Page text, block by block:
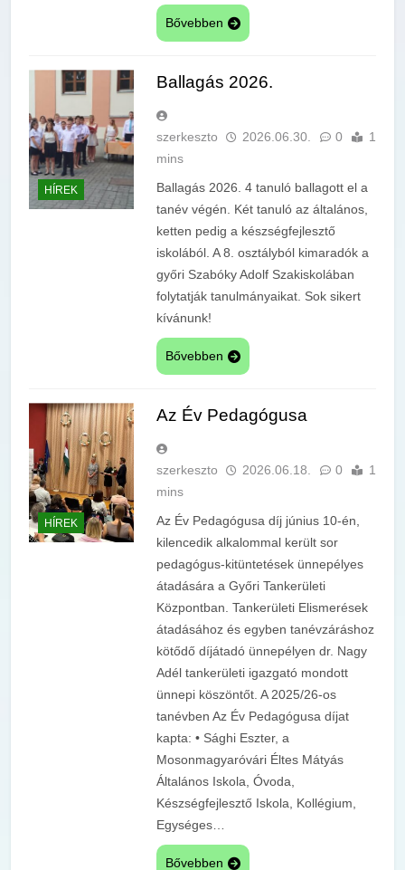
Bővebben
HÍREK
Ballagás 2026.
szerkeszto 2026.06.30. 0
1
mins
Ballagás 2026. 4 tanuló ballagott el a
tanév végén. Két tanuló az általános,
ketten pedig a készségfejlesztő
iskolából. A 8. osztályból kimaradók a
győri Szabóky Adolf Szakiskolában
folytatják tanulmányaikat. Sok sikert
kívánunk!
Bővebben
HÍREK
Az Év Pedagógusa
szerkeszto 2026.06.18. 0
1
mins
Az Év Pedagógusa díj június 10-én,
kilencedik alkalommal került sor
pedagógus-kitüntetések ünnepélyes
átadására a Győri Tankerületi
Központban. Tankerületi Elismerések
átadásához és egyben tanévzáráshoz
kötődő díjátadó ünnepélyen dr. Nagy
Adél tankerületi igazgató mondott
ünnepi köszöntőt. A 2025/26-os
tanévben Az Év Pedagógusa díjat
kapta: • Sághi Eszter, a
Mosonmagyaróvári Éltes Mátyás
Általános Iskola, Óvoda,
Készségfejlesztő Iskola, Kollégium,
Egységes…
Bővebben